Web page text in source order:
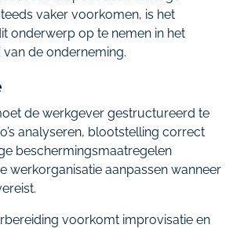
vaker voorkomen, is het
onderwerp op te nemen in het
de onderneming.
de werkgever gestructureerd te
analyseren, blootstelling correct
beschermingsmaatregelen
werkorganisatie aanpassen wanneer
voorkomt improvisatie en